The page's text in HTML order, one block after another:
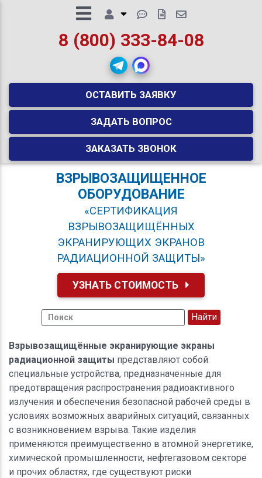
8 (800) 333-84-08
ОСТАВИТЬ ЗАЯВКУ
ЗАДАТЬ ВОПРОС
ЗАКАЗАТЬ ЗВОНОК
ВЗРЫВОЗАЩИЩЕННОЕ
ОБОРУДОВАНИЕ
«СЕРТИФИКАЦИЯ
ВЗРЫВОЗАЩИЩЁННЫХ
ЭКРАНИРУЮЩИХ ЭКРАНОВ
РАДИАЦИОННОЙ ЗАЩИТЫ»
УЗНАТЬ СТОИМОСТЬ
Взрывозащищённые экранирующие экраны
радиационной защиты представляют собой
специальные устройства, предназначенные для
предотвращения распространения радиоактивного
излучения и обеспечения безопасной рабочей среды в
условиях возможных аварийных ситуаций, связанных
с возникновением взрыва. Такие изделия
применяются преимущественно в атомной энергетике,
химической промышленности, нефтегазовом секторе
и прочих областях, где существуют риски